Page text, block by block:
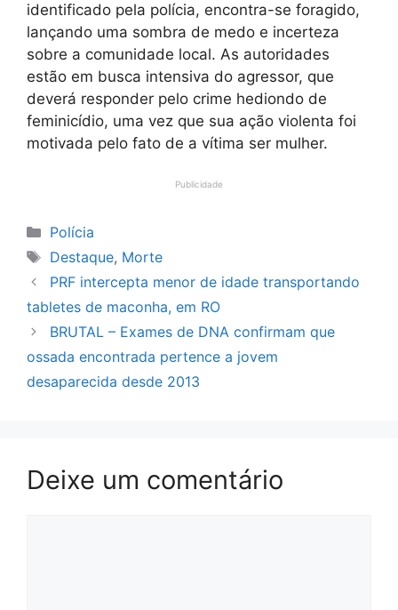
identificado pela polícia, encontra-se foragido,
lançando uma sombra de medo e incerteza
sobre a comunidade local. As autoridades
estão em busca intensiva do agressor, que
deverá responder pelo crime hediondo de
feminicídio, uma vez que sua ação violenta foi
motivada pelo fato de a vítima ser mulher.
Publicidade
Categorias
Polícia
Tags
Destaque, Morte
PRF intercepta menor de idade transportando
tabletes de maconha, em RO
BRUTAL – Exames de DNA confirmam que
ossada encontrada pertence a jovem
desaparecida desde 2013
Deixe um comentário